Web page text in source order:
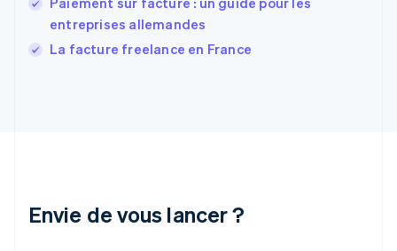
entreprises allemandes
La facture freelance en France
Envie de vous lancer ?
English
Grèce
Hongrie
日本語 English